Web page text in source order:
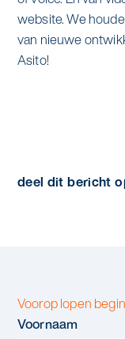
website. We
van nieuwe
Asito!
deel dit bericht
Voorop lopen
Voornaam